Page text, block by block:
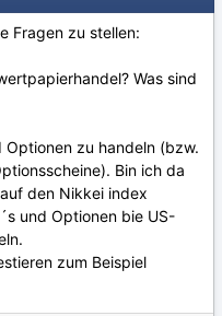
Fragen zu stellen:
Was sind
Optionen zu handeln (bzw.
Bin ich da
den Nikkei index
und Optionen bie US-
zum Beispiel